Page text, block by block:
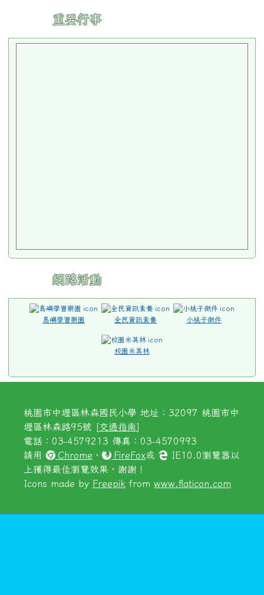
重要行事
網路活動
島嶼學習樂園 全民資訊素養 小桃子徵件
校園米其林
桃園市中壢區林森國民小學 地址：32097 桃園市中
壢區林森路95號 [交通指南]
電話：03-4579213 傳真：03-4570993
請用
Chrome 、 FireFox或
IE10.0瀏覽器以
上獲得最佳瀏覽效果，謝謝！
Icons made by Freepik from www.flaticon.com